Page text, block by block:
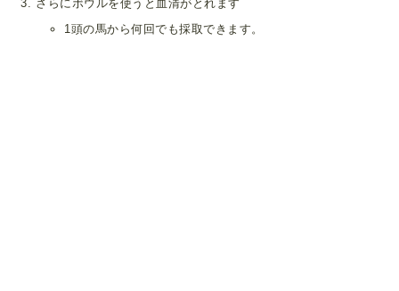
さらにボウルを使うと血清がとれます
1頭の馬から何回でも採取できます。